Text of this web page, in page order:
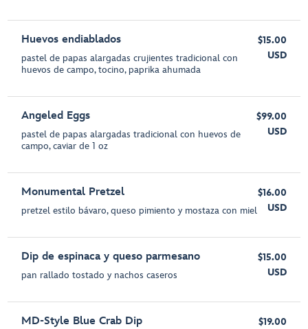
Huevos endiablados
pastel de papas alargadas crujientes tradicional con
huevos de campo, tocino, paprika ahumada
$15.00
USD
Angeled Eggs
pastel de papas alargadas tradicional con huevos de
campo, caviar de 1 oz
$99.00
USD
Monumental Pretzel
pretzel estilo bávaro, queso pimiento y mostaza con miel
$16.00
USD
Dip de espinaca y queso parmesano
pan rallado tostado y nachos caseros
$15.00
USD
MD-Style Blue Crab Dip
$19.00